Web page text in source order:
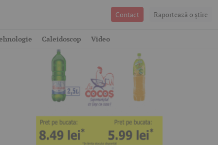
Contact Raportează o ştire
Caleidoscop Video